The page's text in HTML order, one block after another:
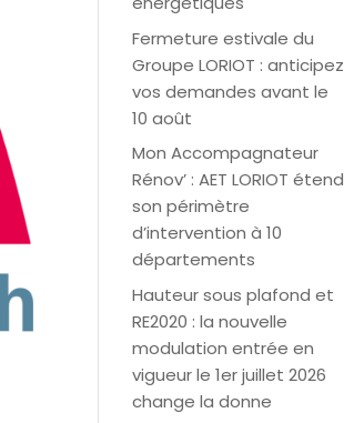
Fermeture estivale du
Groupe LORIOT : anticipez
vos demandes avant le
10 août
Mon Accompagnateur
Rénov’ : AET LORIOT étend
son périmètre
d’intervention à 10
départements
Hauteur sous plafond et
RE2020 : la nouvelle
modulation entrée en
vigueur le 1er juillet 2026
change la donne